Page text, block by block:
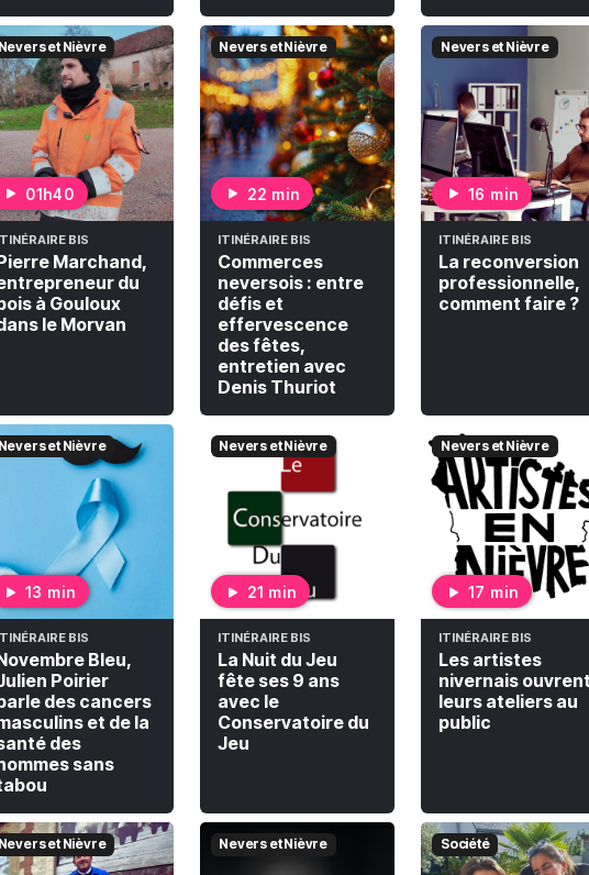
Nevers et Nièvre
01h40
BIS
Marchand,
du
à Gouloux
le Morvan
Nevers et Nièvre
22 min
ITINÉRAIRE BIS
Commerces
neversois : entre
défis et
effervescence
des fêtes,
entretien avec
Denis Thuriot
Nevers et Nièvre
16 min
ITINÉRAIRE BIS
La reconversion
professionnelle,
comment faire ?
Nevers et Nièvre
13 min
BIS
Bleu,
Poirier
des cancers
et de la
des
sans
Nevers et Nièvre
21 min
ITINÉRAIRE BIS
La Nuit du Jeu
fête ses 9 ans
avec le
Conservatoire du
Jeu
Nevers et Nièvre
17 min
ITINÉRAIRE BIS
Les artistes
nivernais ouvrent
leurs ateliers au
public
Nevers et Nièvre Nevers et Nièvre Société